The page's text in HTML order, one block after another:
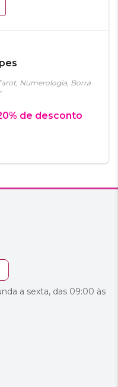
Numerologia, Borra
de desconto